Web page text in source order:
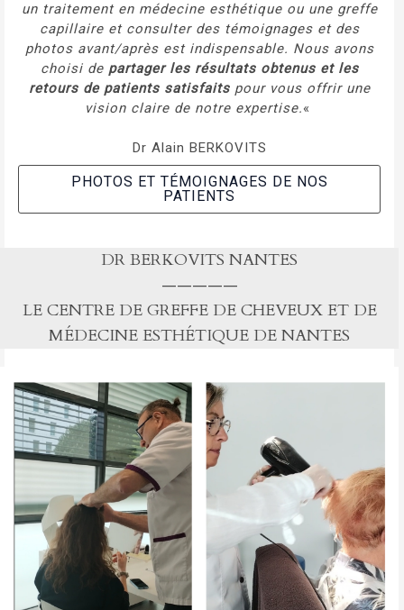
un traitement en médecine esthétique ou une greffe
capillaire et consulter des témoignages et des
photos avant/après est indispensable. Nous avons
choisi de partager les résultats obtenus et les
retours de patients satisfaitspour vous offrir une
vision claire de notre expertise.«
Dr Alain BERKOVITS
PHOTOS ET TÉMOIGNAGES DE NOS
PATIENTS
DR BERKOVITS NANTES
—————
LE CENTRE DE GREFFE DE CHEVEUX ET DE
MÉDECINE ESTHÉTIQUE DE NANTES